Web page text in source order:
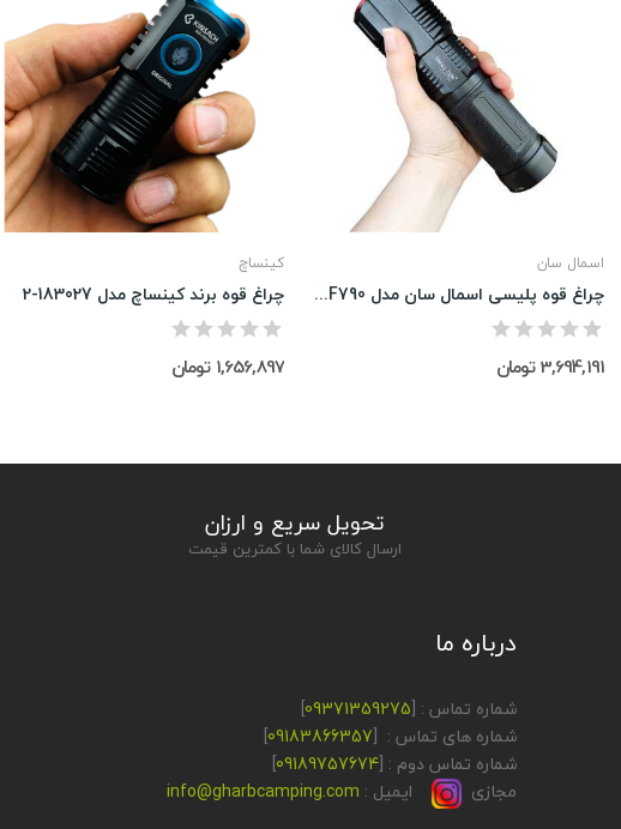
کینساچ
چراغ قوه برند کینساچ مدل 183027-2
1,656,897 تومان
اسمال سان
چراغ قوه پلیسی اسمال سان مدل ZY-F790
3,694,191 تومان
تحویل سریع و ارزان
ارسال کالای شما با کمترین قیمت
درباره ما
شماره تماس : [09371359275
]
شماره های تماس : [09183866357
]
شماره تماس دوم : [09189757674
]
مجازی
ایمیل : info@gharbcamping.com